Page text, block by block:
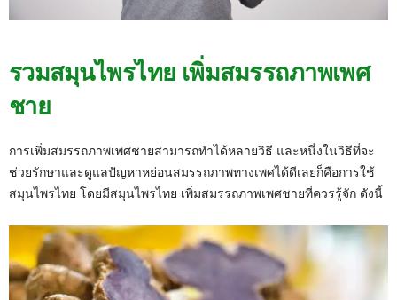
รวมสมุนไพรไทย เพิ่มสมรรถภาพเพศ
ชาย
การเพิ่มสมรรถภาพเพศชายสามารถทำได้หลายวิธี และหนึ่งในวิธีที่จะ
ช่วยรักษาและดูแลปัญหาหย่อนสมรรถภาพทางเพศได้ดีเลยก็คือการใช้
สมุนไพรไทย โดยมีสมุนไพรไทย เพิ่มสมรรถภาพเพศชายที่ควรรู้จัก ดังนี้